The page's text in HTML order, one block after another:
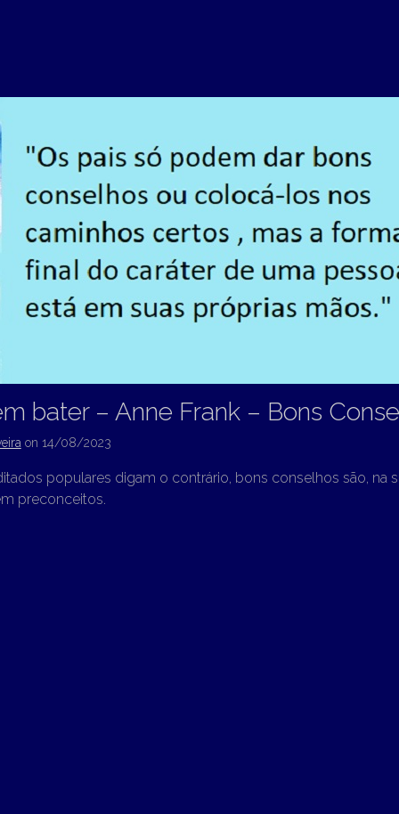
bater – Anne Frank – Bons
on 14/08/2023
populares digam o contrário, bons conselhos são, na
preconceitos.